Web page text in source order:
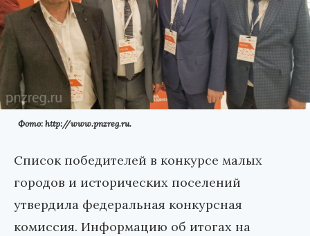
Фото: http://www.pnzreg.ru.
Список победителей в конкурсе малых
городов и исторических поселений
утвердила федеральная конкурсная
комиссия. Информацию об итогах на